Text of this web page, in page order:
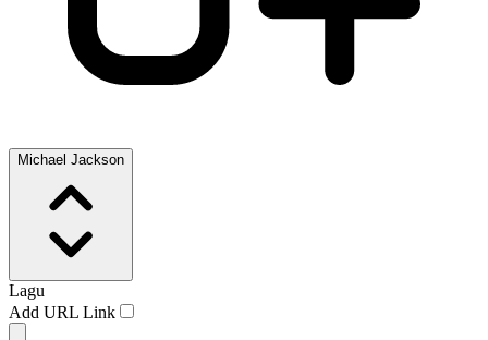
Michael Jackson
Lagu
Add URL Link